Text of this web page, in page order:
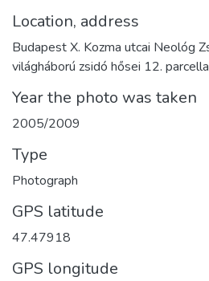
Location, address
Budapest X. Kozma utcai Neológ
világháború zsidó hősei 12. parcella
Year the photo was taken
2005/2009
Type
Photograph
GPS latitude
47.47918
GPS longitude